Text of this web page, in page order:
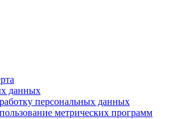
данных
персональных данных
метрических программ